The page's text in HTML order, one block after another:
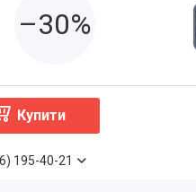
–30%
Купити
195-40-21